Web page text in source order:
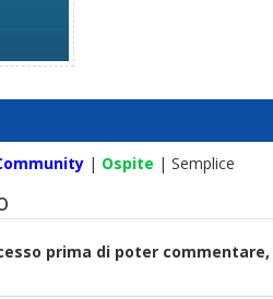
| Ospite | Semplice
prima di poter commentare,